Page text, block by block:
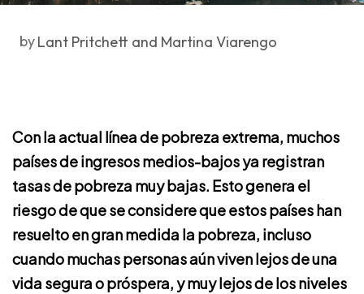
byLant Pritchett and Martina Viarengo
Con la actual línea de pobreza extrema, muchos
países de ingresos medios-bajos ya registran
tasas de pobreza muy bajas. Esto genera el
riesgo de que se considere que estos países han
resuelto en gran medida la pobreza, incluso
cuando muchas personas aún viven lejos de una
vida segura o próspera, y muy lejos de los niveles